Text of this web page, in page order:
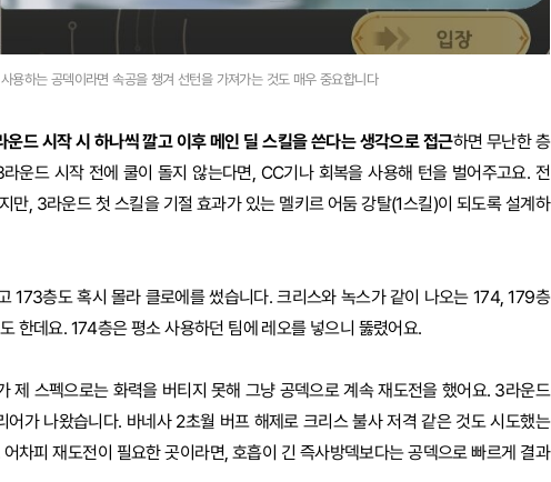
용하는 공덱이라면 속공을 챙겨 선턴을 가져가는 것도 매우 중요합니다
운드 시작 시 하나씩 깔고 이후 메인 딜 스킬을 쓴다는 생각으로 접근하면 무난한 층
운드 시작 전에 쿨이 돌지 않는다면, CC기나 회복을 사용해 턴을 벌어주고요. 전
만, 3라운드 첫 스킬을 기절 효과가 있는 멜키르 어둠 강탈(1스킬)이 되도록 설계하
173층도 혹시 몰라 클로에를 썼습니다. 크리스와 녹스가 같이 나오는 174, 179층
한데요. 174층은 평소 사용하던 팀에 레오를 넣으니 뚫렸어요.
제 스펙으로는 화력을 버티지 못해 그냥 공덱으로 계속 재도전을 했어요. 3라운드
가 나왔습니다. 바네사 2초월 버프 해제로 크리스 불사 저격 같은 것도 시도했는
차피 재도전이 필요한 곳이라면, 호흡이 긴 즉사방덱보다는 공덱으로 빠르게 결과